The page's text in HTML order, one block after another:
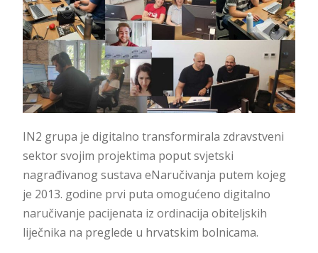
IN2 grupa je digitalno transformirala zdravstveni
sektor svojim projektima poput svjetski
nagrađivanog sustava eNaručivanja putem kojeg
je 2013. godine prvi puta omogućeno digitalno
naručivanje pacijenata iz ordinacija obiteljskih
liječnika na preglede u hrvatskim bolnicama.